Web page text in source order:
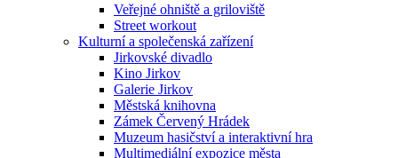
Veřejné ohniště a griloviště
Street workout
Kulturní a společenská zařízení
Jirkovské divadlo
Kino Jirkov
Galerie Jirkov
Městská knihovna
Zámek Červený Hrádek
Muzeum hasičství a interaktivní hra
Multimediální expozice města